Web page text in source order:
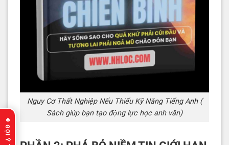
Nguy Cơ Thất Nghiệp Nếu Thiếu Kỹ Năng Tiếng Anh (
Sách giúp bạn tạo động lực học anh văn)